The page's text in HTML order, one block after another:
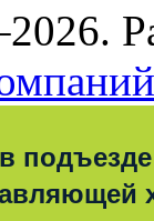
подъезде